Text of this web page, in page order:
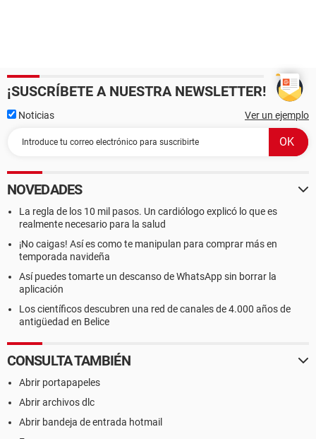
¡SUSCRÍBETE A NUESTRA NEWSLETTER!
Noticias Ver un ejemplo
NOVEDADES
La regla de los 10 mil pasos. Un cardiólogo explicó lo que es
realmente necesario para la salud
¡No caigas! Así es como te manipulan para comprar más en
temporada navideña
Así puedes tomarte un descanso de WhatsApp sin borrar la
aplicación
Los científicos descubren una red de canales de 4.000 años de
antigüedad en Belice
CONSULTA TAMBIÉN
Abrir portapapeles
Abrir archivos dlc
Abrir bandeja de entrada hotmail